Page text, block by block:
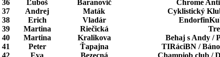
36
Ľuboš Baranovič
Chrome
37
Andrej Maták
Cyklistický
38
Erich Vladár
39
Martina Riečická
40
Martina Kralikova
Behaj s Andy /
41
Peter Ťapajna
TIRáciBN /
42
Eva Bezecná
Champiob club /